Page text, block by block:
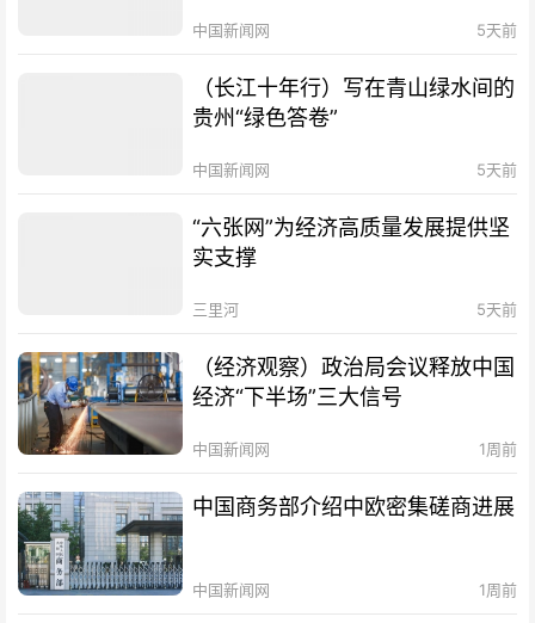
中国新闻网 5天前
（长江十年行）写在青山绿水间的
贵州“绿色答卷”
中国新闻网 5天前
“六张网”为经济高质量发展提供坚
实支撑
三里河 5天前
（经济观察）政治局会议释放中国
经济“下半场”三大信号
中国新闻网 1周前
中国商务部介绍中欧密集磋商进展
中国新闻网 1周前